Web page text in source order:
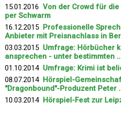
15.01.2016 Von der Crowd für
per Schwarm
16.12.2015 Professionelle
Anbieter mit Preisnachlass in
03.03.2015 Umfrage: Hörbücher
ansprechen - unter bestimmten
01.10.2014 Umfrage: Krimi ist
08.07.2014 Hörspiel-
"Dragonbound"-Produzent Peter
10.03.2014 Hörspiel-Fest zur